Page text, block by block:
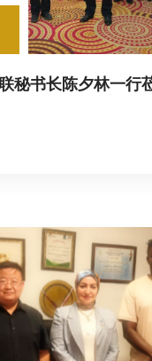
秘书长陈夕林一行